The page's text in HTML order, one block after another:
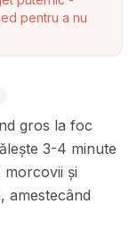
pentru a nu
gros la foc
3-4 minute
morcovii și
amestecând